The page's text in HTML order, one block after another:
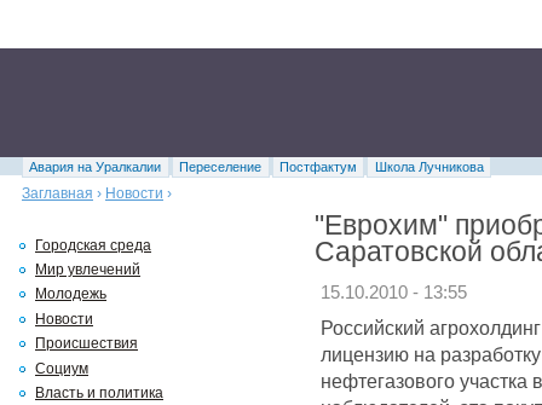
Авария на Уралкалии Переселение Постфактум
Школа Лучникова
Заглавная › Новости ›
"Еврохим"
Саратовской
15.10.2010 - 13:55
Российский
лицензию на
нефтегазового
Городская среда
Мир увлечений
Молодежь
Новости
Происшествия
Социум
Власть и политика